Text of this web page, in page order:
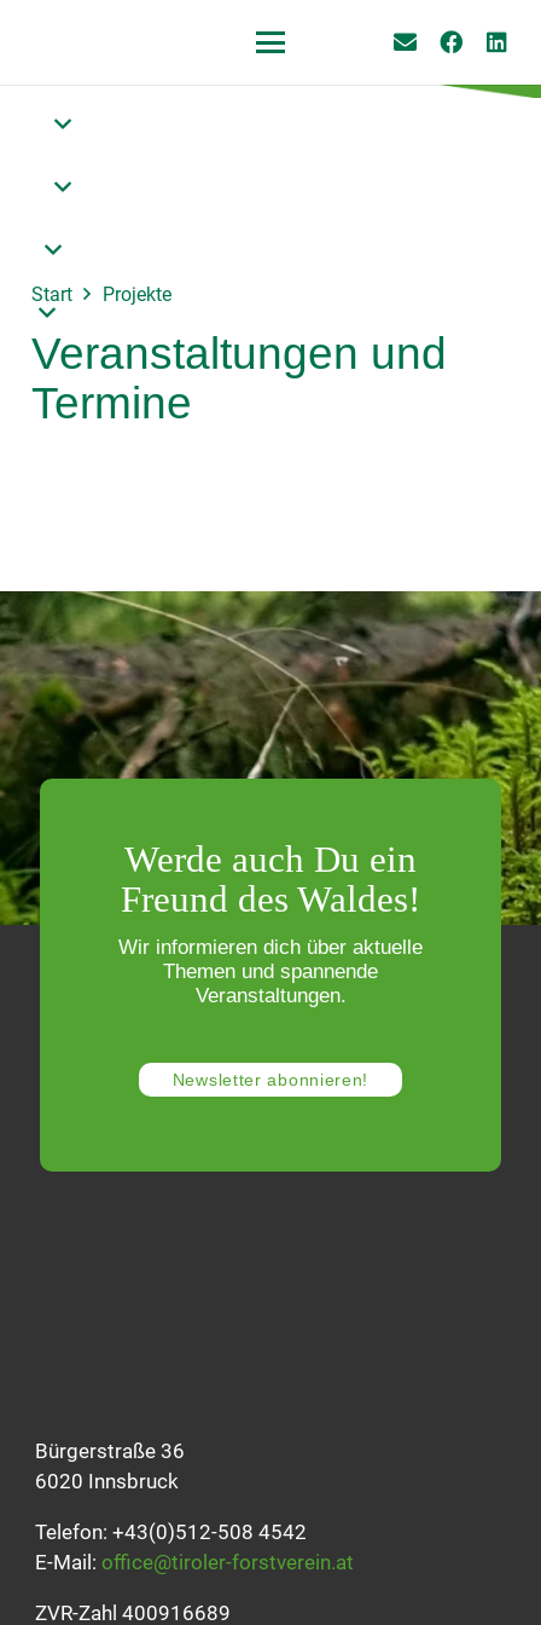
Start Projekte
Veranstaltungen und
Termine
Werde auch Du ein
Freund des Waldes!
Wir informieren dich über aktuelle
Themen und spannende
Veranstaltungen.
Newsletter abonnieren!
Bürgerstraße 36
6020 Innsbruck
Telefon: +43(0)512-508 4542
E-Mail:office@tiroler-forstverein.at
ZVR-Zahl 400916689